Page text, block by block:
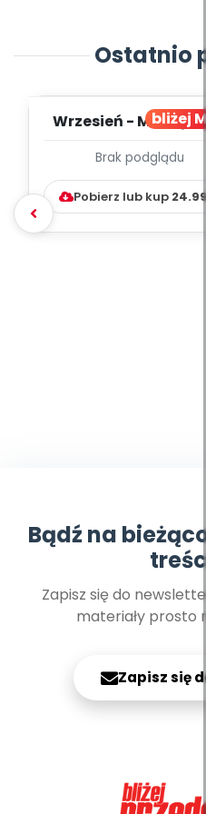
Ostatnio
bliżej
Wrzesień -
WYCHOWAWCZO –
DYDAKTYC...
Brak podglądu
Pobierz lub kup
Bądź na
Zapisz się do
materiały prosto
Zapisz się